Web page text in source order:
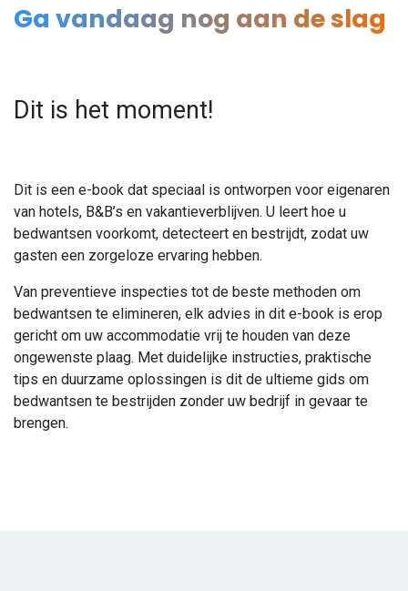
Ga vandaag nog aan de slag
Dit is het moment!
Dit is een e-book dat speciaal is ontworpen voor eigenaren
van hotels, B&B’s en vakantieverblijven. U leert hoe u
bedwantsen voorkomt, detecteert en bestrijdt, zodat uw
gasten een zorgeloze ervaring hebben.
Van preventieve inspecties tot de beste methoden om
bedwantsen te elimineren, elk advies in dit e-book is erop
gericht om uw accommodatie vrij te houden van deze
ongewenste plaag. Met duidelijke instructies, praktische
tips en duurzame oplossingen is dit de ultieme gids om
bedwantsen te bestrijden zonder uw bedrijf in gevaar te
brengen.